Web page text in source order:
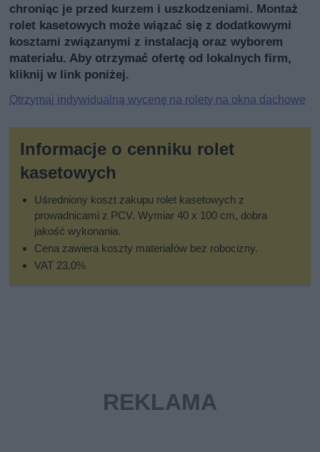
chroniąc je przed kurzem i uszkodzeniami. Montaż
rolet kasetowych może wiązać się z dodatkowymi
kosztami związanymi z instalacją oraz wyborem
materiału. Aby otrzymać ofertę od lokalnych firm,
kliknij w link poniżej.
Otrzymaj indywidualną wycenę na rolety na okna dachowe
Informacje o cenniku rolet
kasetowych
Uśredniony koszt zakupu rolet kasetowych z
prowadnicami z PCV. Wymiar 40 x 100 cm, dobra
jakość wykonania.
Cena zawiera koszty materiałów bez robocizny.
VAT 23,0%